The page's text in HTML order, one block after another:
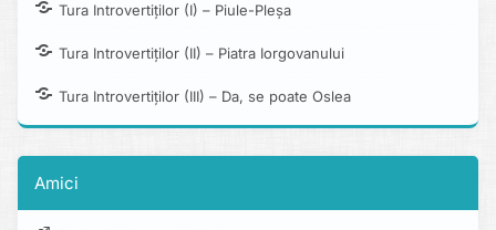
Tura Introvertiților (I) – Piule-Pleșa
Tura Introvertiților (II) – Piatra Iorgovanului
Tura Introvertiților (III) – Da, se poate Oslea
Amici